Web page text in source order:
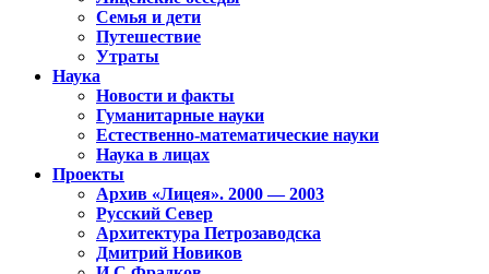
Семья и дети
Путешествие
Утраты
Наука
Новости и факты
Гуманитарные науки
Естественно-математические науки
Наука в лицах
Проекты
Архив «Лицея». 2000 — 2003
Русский Север
Архитектура Петрозаводска
Дмитрий Новиков